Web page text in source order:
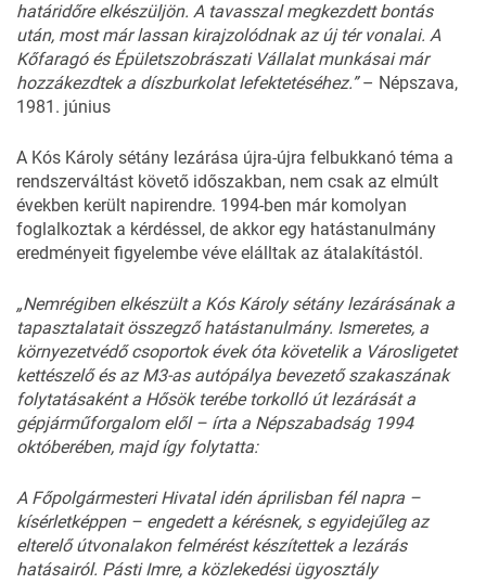
határidőre elkészüljön. A tavasszal megkezdett bontás
után, most már lassan kirajzolódnak az új tér vonalai. A
Kőfaragó és Épületszobrászati Vállalat munkásai már
hozzákezdtek a díszburkolat lefektetéséhez.”– Népszava,
1981. június
A Kós Károly sétány lezárása újra-újra felbukkanó téma a
rendszerváltást követő időszakban, nem csak az elmúlt
években került napirendre. 1994-ben már komolyan
foglalkoztak a kérdéssel, de akkor egy hatástanulmány
eredményeit figyelembe véve elálltak az átalakítástól.
„Nemrégiben elkészült a Kós Károly sétány lezárásának a
tapasztalatait összegző hatástanulmány. Ismeretes, a
környezetvédő csoportok évek óta követelik a Városligetet
kettészelő és az M3-as autópálya bevezető szakaszának
folytatásaként a Hősök terébe torkolló út lezárását a
gépjárműforgalom elől – írta a Népszabadság 1994
októberében, majd így folytatta:
A Főpolgármesteri Hivatal idén áprilisban fél napra –
kísérletképpen – engedett a kérésnek, s egyidejűleg az
elterelő útvonalakon felmérést készítettek a lezárás
hatásairól. Pásti Imre, a közlekedési ügyosztály